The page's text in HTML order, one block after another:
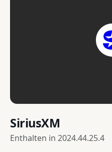
SiriusXM
Enthalten in 2024.44.25.4